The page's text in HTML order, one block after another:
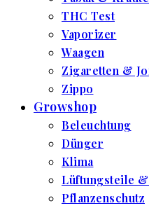
THC Test
Vaporizer
Waagen
Zigaretten &
Zippo
Growshop
Beleuchtung
Dünger
Klima
Lüftungsteile
Pflanzenschutz